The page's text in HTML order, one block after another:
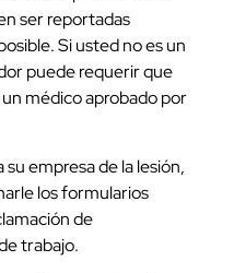
ser reportadas
Si usted no es un
puede requerir que
médico aprobado por
empresa de la lesión,
los formularios
de
trabajo.